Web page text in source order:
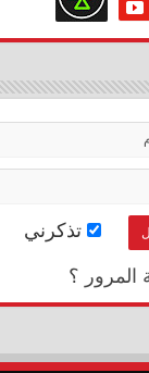
تذكرني
المرور ؟